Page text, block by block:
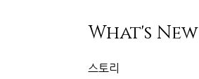
What's New
스토리